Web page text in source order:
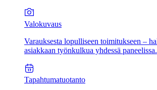
Valokuvaus
Varauksesta lopulliseen toimitukseen –
asiakkaan työnkulkua yhdessä paneelissa.
Tapahtumatuotanto